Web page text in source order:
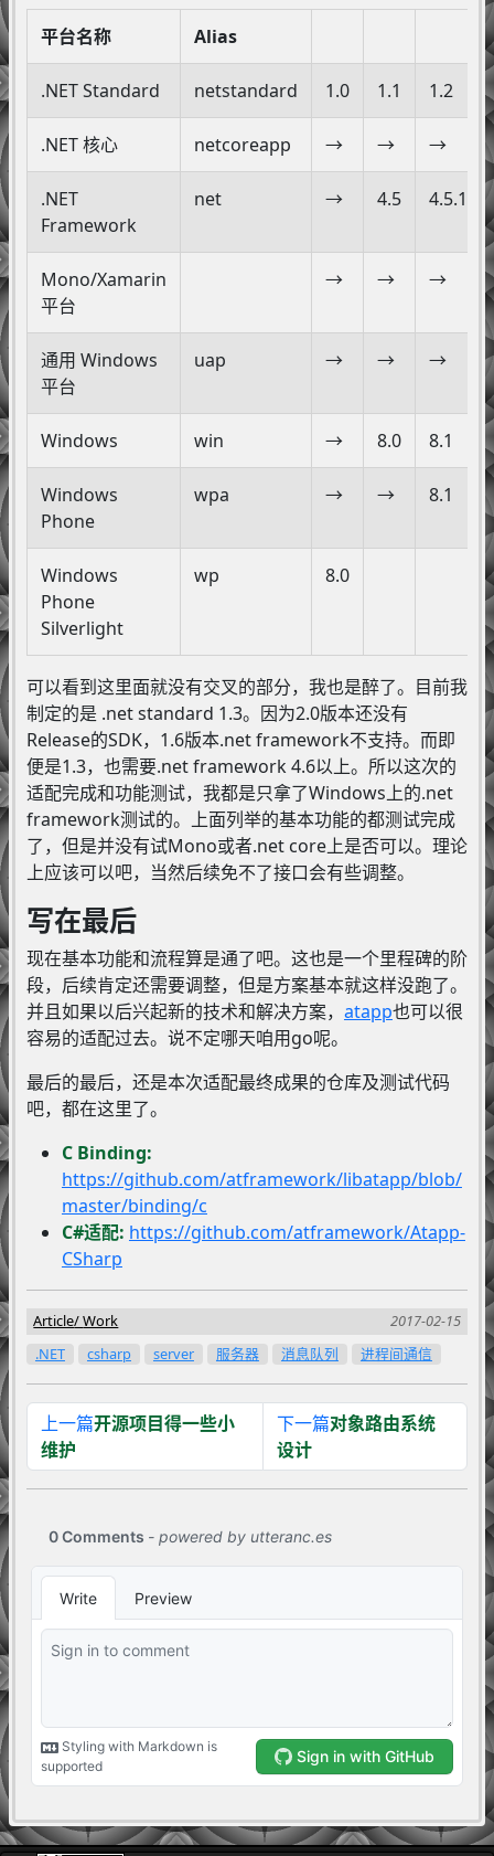
平台名称 Alias
.NET Standard netstandard 1.0 1.1 1.2
.NET 核心 netcoreapp → → →
.NET
Framework
net → 4.5 4.5.1
Mono/Xamarin
平台
→ → →
通用 Windows
平台
uap → → →
Windows win → 8.0 8.1
Windows
Phone
wpa → → 8.1
Windows
Phone
Silverlight
wp 8.0
可以看到这里面就没有交叉的部分，我也是醉了。目前我
制定的是 .net standard 1.3。因为2.0版本还没有
Release的SDK，1.6版本.net framework不支持。而即
便是1.3，也需要.net framework 4.6以上。所以这次的
适配完成和功能测试，我都是只拿了Windows上的.net
framework测试的。上面列举的基本功能的都测试完成
了，但是并没有试Mono或者.net core上是否可以。理论
上应该可以吧，当然后续免不了接口会有些调整。
写在最后
现在基本功能和流程算是通了吧。这也是一个里程碑的阶
段，后续肯定还需要调整，但是方案基本就这样没跑了。
并且如果以后兴起新的技术和解决方案， atapp也可以很
容易的适配过去。说不定哪天咱用go呢。
最后的最后，还是本次适配最终成果的仓库及测试代码
吧，都在这里了。
C Binding:
https://github.com/atframework/libatapp/blob/
master/binding/c
C#适配: https://github.com/atframework/Atapp-
CSharp
Article Work
2017-02-15
.NET
csharp server 服务器 消息队列 进程间通信
上一篇开源项目得一些小
维护
下一篇对象路由系统
设计